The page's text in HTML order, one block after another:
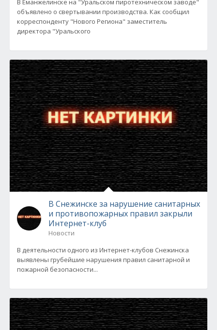
В Еманжелинске на "Уральском пиротехническом заводе"
объявлено о свертывании производства. Как сообщил
корреспонденту "Нового Региона" заместитель
директора "Уральского
В Снежинске за нарушение санитарных
и противопожарных правил закрыли
Интернет-клуб
Новости
В деятельности одного из Интернет-клубов Снежинска
выявлены грубейшие нарушения правил санитарной и
пожарной безопасности...